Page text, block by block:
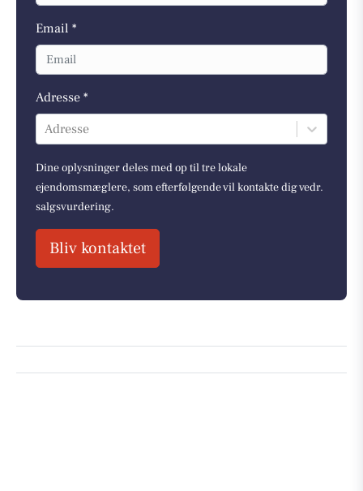
Email *
Adresse *
Adresse
Dine oplysninger deles med op til tre lokale
ejendomsmæglere, som efterfølgende vil kontakte dig vedr.
salgsvurdering.
Bliv kontaktet